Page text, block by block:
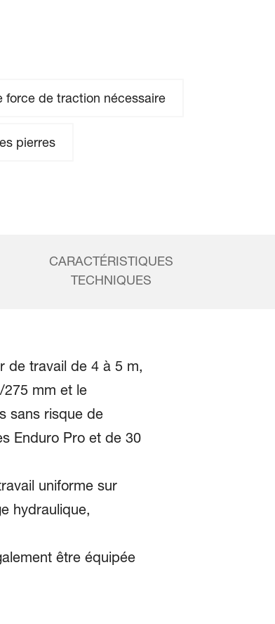
force de traction nécessaire
pierres
CARACTÉRISTIQUES
TECHNIQUES
de travail de 4 à 5 m,
mm et le
sans risque de
Enduro Pro et de 30
uniforme sur
hydraulique,
être équipée